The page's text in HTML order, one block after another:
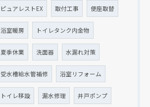
ピュアレストEX 取付工事 便座取替
浴室暖房 トイレタンク内金物
夏季休業 洗面器 水漏れ対策
受水槽給水管補修 浴室リフォーム
トイレ移設 漏水修理 井戸ポンプ